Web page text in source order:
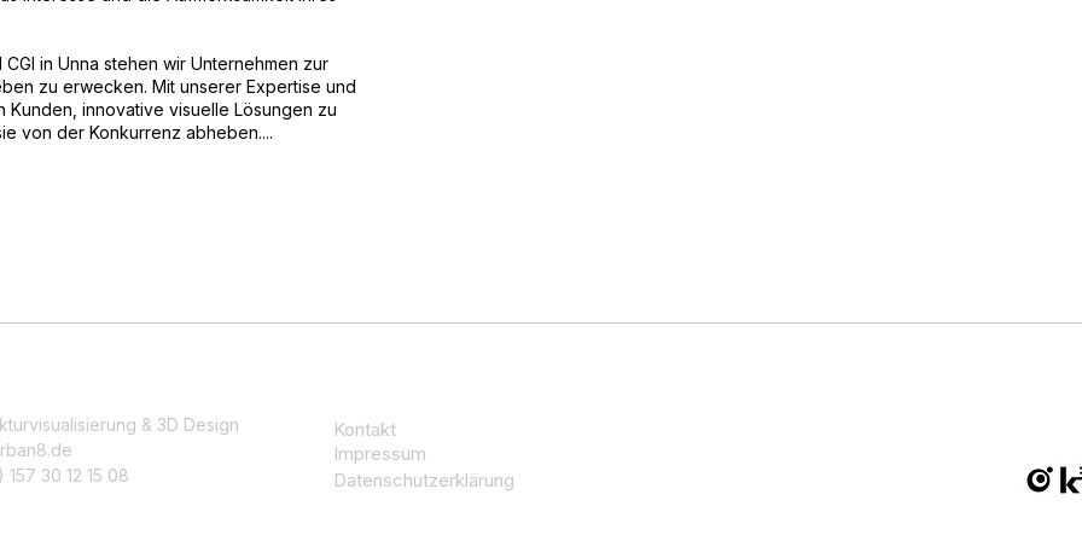
in Unna stehen wir Unternehmen zur
zu erwecken. Mit unserer Expertise und
Kunden, innovative visuelle Lösungen zu
von der Konkurrenz abheben....
& 3D Design
30 12 15 08
Kontakt
Impressum
Datenschutzerklärung